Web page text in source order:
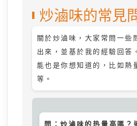
炒滷味的常見
關於炒滷味，大家常問一些
出來，並基於我的經驗回答
能也是你想知道的，比如熱
等。
問：炒滷味的热量高嗎？